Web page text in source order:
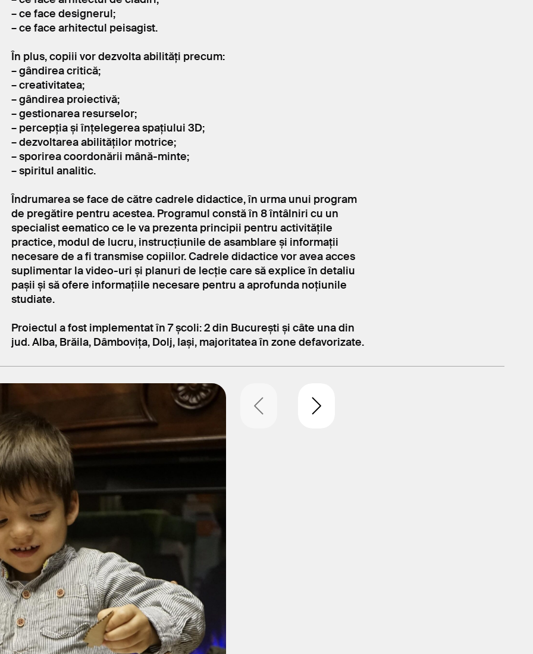
– ce face designerul;
– ce face arhitectul peisagist.
În plus, copiii vor dezvolta abilități precum:
– gândirea critică;
– creativitatea;
– gândirea proiectivă;
– gestionarea resurselor;
– percepția și înțelegerea spațiului 3D;
– dezvoltarea abilităților motrice;
– sporirea coordonării mână-minte;
– spiritul analitic.
Îndrumarea se face de către cadrele didactice, în urma unui program
de pregătire pentru acestea. Programul constă în 8 întâlniri cu un
specialist eematico ce le va prezenta principii pentru activitățile
practice, modul de lucru, instrucțiunile de asamblare și informații
necesare de a fi transmise copiilor. Cadrele didactice vor avea acces
suplimentar la video-uri și planuri de lecție care să explice în detaliu
pașii și să ofere informațiile necesare pentru a aprofunda noțiunile
studiate.
Proiectul a fost implementat în 7 școli: 2 din București și câte una din
jud. Alba, Brăila, Dâmbovița, Dolj, Iași, majoritatea în zone defavorizate.